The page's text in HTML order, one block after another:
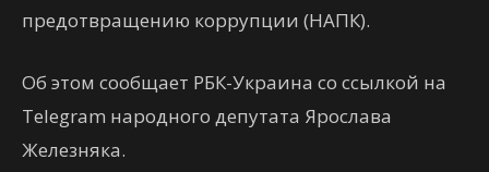
предотвращению коррупции (НАПК).
Об этом сообщает РБК-Украина со ссылкой на
Telegram народного депутата Ярослава
Железняка.